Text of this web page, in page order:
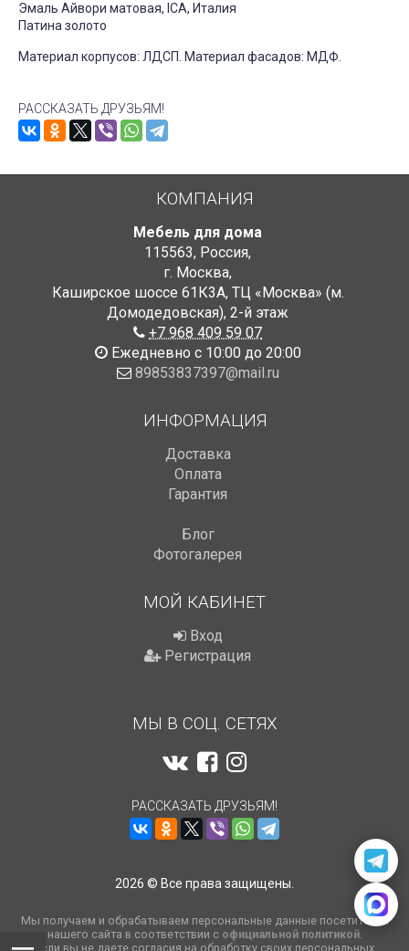
Эмаль Айвори матовая, ICA, Италия
Патина золото
Материал корпусов: ЛДСП. Материал фасадов: МДФ.
РАССКАЗАТЬ ДРУЗЬЯМ!
КОМПАНИЯ
Мебель для дома
115563, Россия,
г. Москва,
Каширское шоссе 61К3А, ТЦ «Москва» (м.
Домодедовская), 2-й этаж
+7 968 409 59 07
Ежедневно с 10:00 до 20:00
89853837397@mail.ru
ИНФОРМАЦИЯ
Доставка
Оплата
Гарантия
Блог
Фотогалерея
МОЙ КАБИНЕТ
Вход
Регистрация
МЫ В СОЦ. СЕТЯХ
РАССКАЗАТЬ ДРУЗЬЯМ!
2026 © Все права защищены.
Мы получаем и обрабатываем персональные данные посетителей
нашего сайта в соответствии с официальной политикой.
Если вы не даете согласия на обработку своих персональных